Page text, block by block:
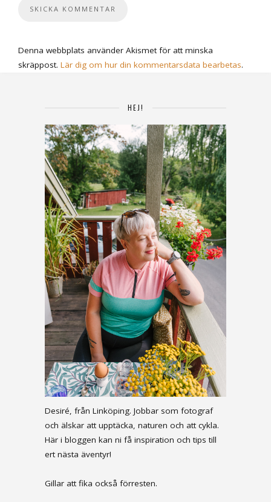
Denna webbplats använder Akismet för att minska
skräppost. Lär dig om hur din kommentarsdata bearbetas.
HEJ!
Desiré, från Linköping. Jobbar som fotograf
och älskar att upptäcka, naturen och att cykla.
Här i bloggen kan ni få inspiration och tips till
ert nästa äventyr!
Gillar att fika också förresten.